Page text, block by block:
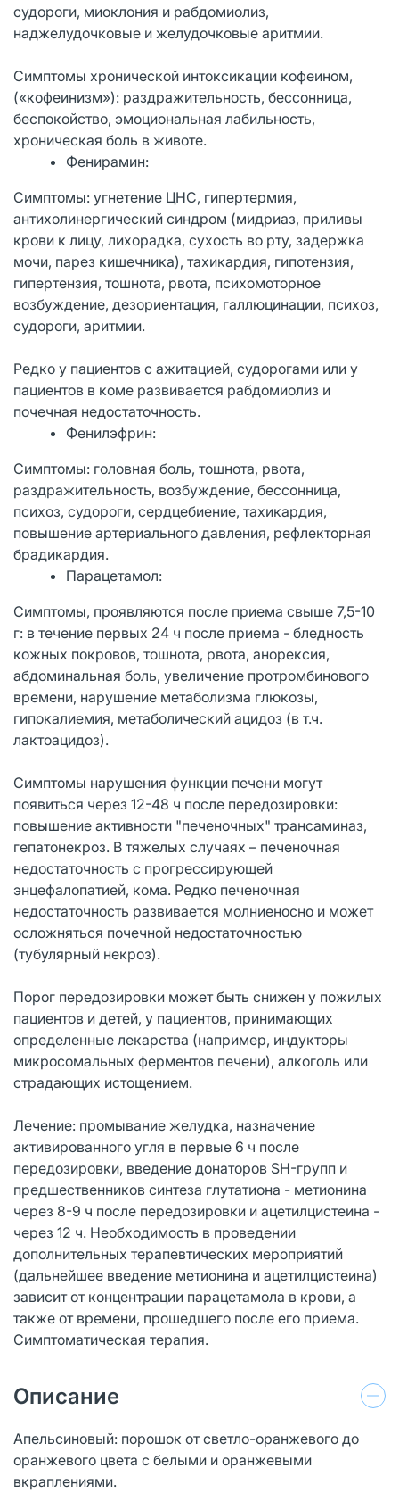
судороги, миоклония и рабдомиолиз,
наджелудочковые и желудочковые аритмии.
Симптомы хронической интоксикации кофеином,
(«кофеинизм»): раздражительность, бессонница,
беспокойство, эмоциональная лабильность,
хроническая боль в животе.
Фенирамин:
Симптомы: угнетение ЦНС, гипертермия,
антихолинергический синдром (мидриаз, приливы
крови к лицу, лихорадка, сухость во рту, задержка
мочи, парез кишечника), тахикардия, гипотензия,
гипертензия, тошнота, рвота, психомоторное
возбуждение, дезориентация, галлюцинации, психоз,
судороги, аритмии.
Редко у пациентов с ажитацией, судорогами или у
пациентов в коме развивается рабдомиолиз и
почечная недостаточность.
Фенилэфрин:
Симптомы: головная боль, тошнота, рвота,
раздражительность, возбуждение, бессонница,
психоз, судороги, сердцебиение, тахикардия,
повышение артериального давления, рефлекторная
брадикардия.
Парацетамол:
Симптомы, проявляются после приема свыше 7,5-10
г: в течение первых 24 ч после приема - бледность
кожных покровов, тошнота, рвота, анорексия,
абдоминальная боль, увеличение протромбинового
времени, нарушение метаболизма глюкозы,
гипокалиемия, метаболический ацидоз (в т.ч.
лактоацидоз).
Симптомы нарушения функции печени могут
появиться через 12-48 ч после передозировки:
повышение активности "печеночных" трансаминаз,
гепатонекроз. В тяжелых случаях – печеночная
недостаточность с прогрессирующей
энцефалопатией, кома. Редко печеночная
недостаточность развивается молниеносно и может
осложняться почечной недостаточностью
(тубулярный некроз).
Порог передозировки может быть снижен у пожилых
пациентов и детей, у пациентов, принимающих
определенные лекарства (например, индукторы
микросомальных ферментов печени), алкоголь или
страдающих истощением.
Лечение: промывание желудка, назначение
активированного угля в первые 6 ч после
передозировки, введение донаторов SH-групп и
предшественников синтеза глутатиона - метионина
через 8-9 ч после передозировки и ацетилцистеина -
через 12 ч. Необходимость в проведении
дополнительных терапевтических мероприятий
(дальнейшее введение метионина и ацетилцистеина)
зависит от концентрации парацетамола в крови, а
также от времени, прошедшего после его приема.
Симптоматическая терапия.
Описание
Апельсиновый: порошок от светло-оранжевого до
оранжевого цвета с белыми и оранжевыми
вкраплениями.